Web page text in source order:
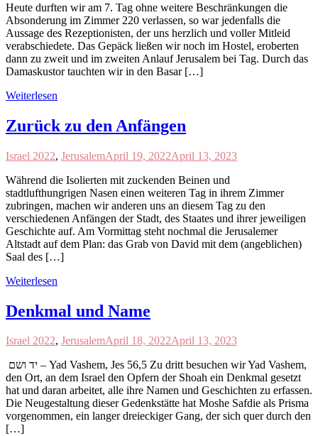
Heute durften wir am 7. Tag ohne weitere Beschränkungen die
Absonderung im Zimmer 220 verlassen, so war jedenfalls die
Aussage des Rezeptionisten, der uns herzlich und voller Mitleid
verabschiedete. Das Gepäck ließen wir noch im Hostel, eroberten
dann zu zweit und im zweiten Anlauf Jerusalem bei Tag. Durch das
Damaskustor tauchten wir in den Basar […]
Weiterlesen
Zurück zu den Anfängen
Israel 2022, JerusalemApril 19, 2022April 13, 2023
Während die Isolierten mit zuckenden Beinen und
stadtlufthungrigen Nasen einen weiteren Tag in ihrem Zimmer
zubringen, machen wir anderen uns an diesem Tag zu den
verschiedenen Anfängen der Stadt, des Staates und ihrer jeweiligen
Geschichte auf. Am Vormittag steht nochmal die Jerusalemer
Altstadt auf dem Plan: das Grab von David mit dem (angeblichen)
Saal des […]
Weiterlesen
Denkmal und Name
Israel 2022, JerusalemApril 18, 2022April 13, 2023
den Ort, an dem Israel den Opfern der Shoah ein Denkmal gesetzt
hat und daran arbeitet, alle ihre Namen und Geschichten zu erfassen.
Die Neugestaltung dieser Gedenkstätte hat Moshe Safdie als Prisma
vorgenommen, ein langer dreieckiger Gang, der sich quer durch den
[…]